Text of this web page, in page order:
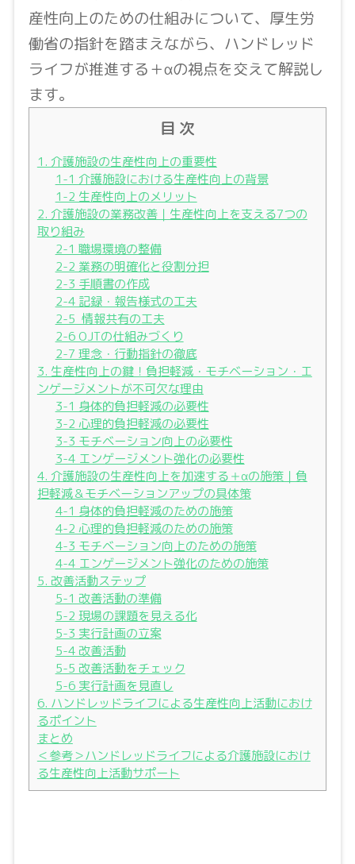
産性向上のための仕組みについて、厚生労
働省の指針を踏まえながら、ハンドレッド
ライフが推進する＋αの視点を交えて解説し
ます。
目 次
1. 介護施設の生産性向上の重要性
1-1 介護施設における生産性向上の背景
1-2 生産性向上のメリット
2. 介護施設の業務改善｜生産性向上を支える7つの
取り組み
2-1 職場環境の整備
2-2 業務の明確化と役割分担
2-3 手順書の作成
2-4 記録・報告様式の工夫
2-5 情報共有の工夫
2-6 OJTの仕組みづくり
2-7 理念・行動指針の徹底
3. 生産性向上の鍵！負担軽減・モチベーション・エ
ンゲージメントが不可欠な理由
3-1 身体的負担軽減の必要性
3-2 心理的負担軽減の必要性
3-3 モチベーション向上の必要性
3-4 エンゲージメント強化の必要性
4. 介護施設の生産性向上を加速する＋αの施策｜負
担軽減＆モチベーションアップの具体策
4-1 身体的負担軽減のための施策
4-2 心理的負担軽減のための施策
4-3 モチベーション向上のための施策
4-4 エンゲージメント強化のための施策
5. 改善活動ステップ
5-1 改善活動の準備
5-2 現場の課題を見える化
5-3 実行計画の立案
5-4 改善活動
5-5 改善活動をチェック
5-6 実行計画を見直し
6. ハンドレッドライフによる生産性向上活動におけ
るポイント
まとめ
＜参考＞ハンドレッドライフによる介護施設におけ
る生産性向上活動サポート